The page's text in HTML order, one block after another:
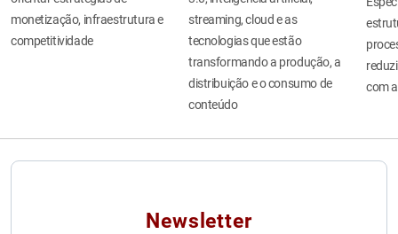
monetização, infraestrutura e
competitividade
streaming, cloud e as
tecnologias que estão
transformando a produção, a
distribuição e o consumo de
conteúdo
com
Newsletter